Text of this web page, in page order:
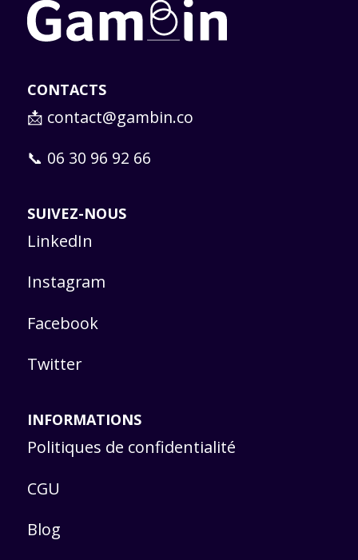
CONTACTS
📩 contact@gambin.co
📞 06 30 96 92 66
SUIVEZ-NOUS
LinkedIn
Instagram
Facebook
Twitter
INFORMATIONS
Politiques de confidentialité
CGU
Blog